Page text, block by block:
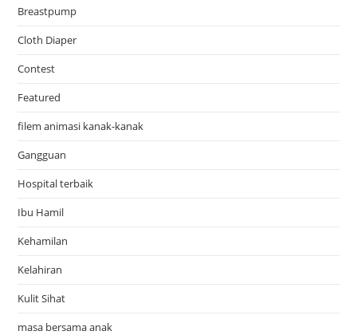
Breastpump
Cloth Diaper
Contest
Featured
filem animasi kanak-kanak
Gangguan
Hospital terbaik
Ibu Hamil
Kehamilan
Kelahiran
Kulit Sihat
masa bersama anak